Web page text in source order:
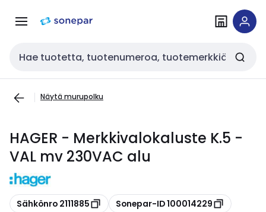
navigointiinsisältöön
Haku
Näytä murupolku
HAGER - Merkkivalokaluste K.5 -
VAL mv 230VAC alu
Kopioi
Sähkönro 2111885 Kopioi
Sonepar-ID 100014229